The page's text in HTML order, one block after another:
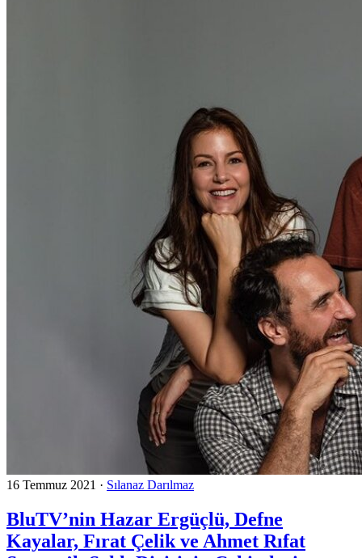
16 Temmuz 2021 · Sılanaz Darılmaz
BluTV’nin Hazar Ergüçlü, Defne
Kayalar, Fırat Çelik ve Ahmet Rıfat